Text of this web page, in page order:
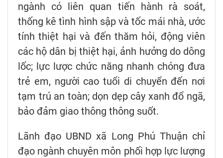
ngành có liên quan tiến hành rà soát,
thống kê tình hình sập và tốc mái nhà, ước
tính thiệt hại và đến thăm hỏi, động viên
các hộ dân bị thiệt hại, ảnh hưởng do dông
lốc; lực lược chức năng nhanh chóng đưa
trẻ em, người cao tuổi di chuyển đến nơi
tạm trú an toàn; dọn dẹp cây xanh đổ ngã,
bảo đảm giao thông thông suốt.
Lãnh đạo UBND xã Long Phú Thuận chỉ
đạo ngành chuyên môn phối hợp lực lượng